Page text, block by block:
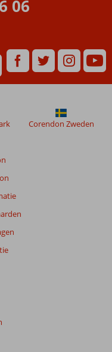
06
Corendon Zweden